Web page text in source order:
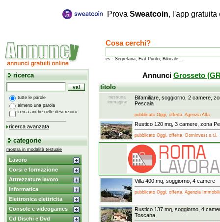
Prova Sweatcoin, l'app
Cosa cerchi?
es.: Segretaria, Fiat Punto, Bilocale...
ricerca
tutte le parole
almeno una parola
cerca anche nelle descrizioni
ricerca avanzata
categorie
mostra in modalità testuale
Lavoro
Corsi e formazione
Attrezzature lavoro
Informatica
Elettronica elettricita
Console e videogames
Cd Dischi e Dvd
Annunci Grosseto
titolo
nessuna
immagine
Bifamiliare, soggiorno, 2 camere,
Pescaia
pubblicato Oggi, offerta, Agenzia Alfa
Rustico 120 mq, 3 camere, zona
pubblicato Oggi, offerta, Dominvest s.r.l.
Villa 400 mq, soggiorno, 4 camere
pubblicato Oggi, offerta, Agenzia
Rustico 137 mq, soggiorno, 4
Toscana